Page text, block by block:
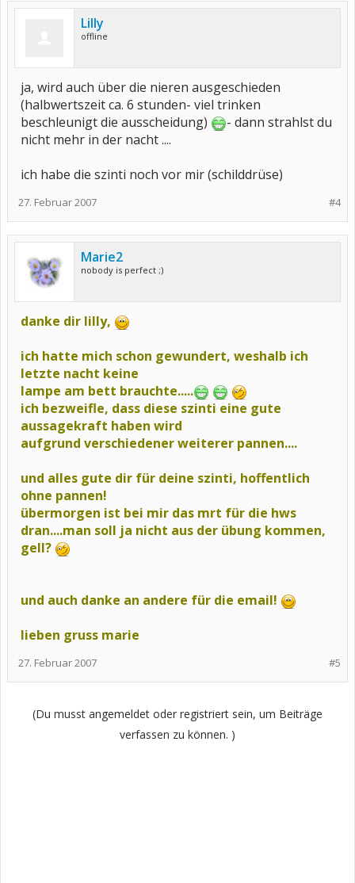
Lilly
offline
ja, wird auch über die nieren ausgeschieden
(halbwertszeit ca. 6 stunden- viel trinken
beschleunigt die ausscheidung)
- dann strahlst du
nicht mehr in der nacht ....
ich habe die szinti noch vor mir (schilddrüse)
#4
27. Februar 2007
Marie2
nobody is perfect ;)
danke dir lilly,
ich hatte mich schon gewundert, weshalb ich
letzte nacht keine
lampe am bett brauchte.....
ich bezweifle, dass diese szinti eine gute
aussagekraft haben wird
aufgrund verschiedener weiterer pannen....
und alles gute dir für deine szinti, hoffentlich
ohne pannen!
übermorgen ist bei mir das mrt für die hws
dran....man soll ja nicht aus der übung kommen,
gell?
und auch danke an andere für die email!
lieben gruss marie
#5
27. Februar 2007
(Du musst angemeldet oder registriert sein, um Beiträge
verfassen zu können. )